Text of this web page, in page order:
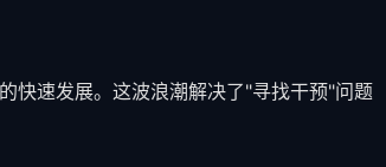
快速发展。这波浪潮解决了"寻找干预"问题